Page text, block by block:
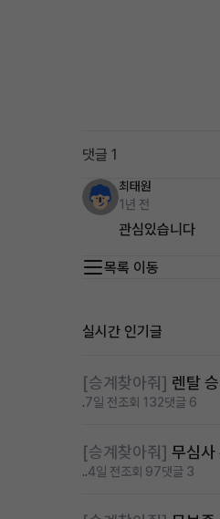
댓글 1
최태원
1년 전
관심있습니다
목록 이동
실시간 인기글
[승계찾아줘]
.7일 전조회 132댓글 6
[승계찾아줘] 무심사
..4일 전조회 97댓글 3